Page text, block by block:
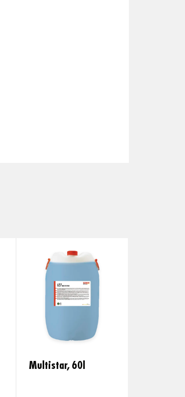
Multistar, 60l